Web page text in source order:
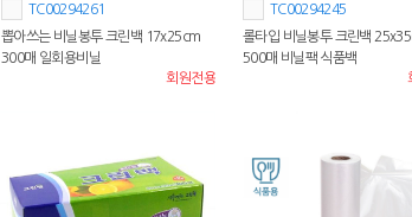
TC00294261
뽑아쓰는 비닐봉투 크린백 17x25cm
300매 일회용비닐
회원전용
TC00294245
롤타입 비닐봉투 크린백
500매 비닐팩 식품백